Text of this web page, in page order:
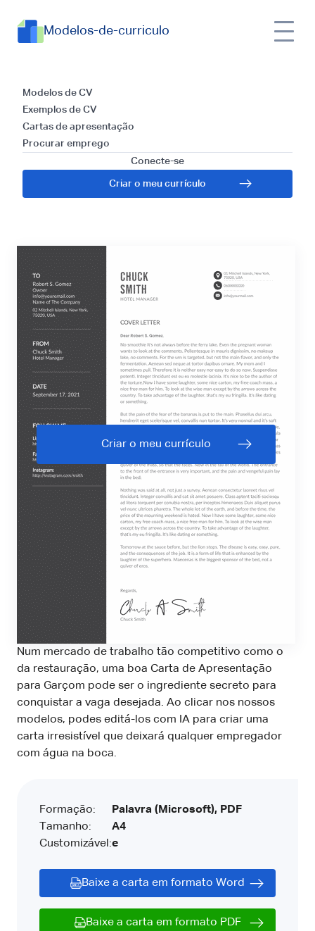
Modelos-de-curriculo
Modelos de CV
Exemplos de CV
Cartas de apresentação
Procurar emprego
Conecte-se
Criar o meu currículo
Modelos e Guia para
Escrever uma Carta
de Apresentação
para Garçom
Criar o meu currículo
Num mercado de trabalho tão competitivo como o
da restauração, uma boa Carta de Apresentação
para Garçom pode ser o ingrediente secreto para
conquistar a vaga desejada. Ao clicar nos nossos
modelos, podes editá-los com IA para criar uma
carta irresistível que deixará qualquer empregador
com água na boca.
Formação:
Tamanho:
Customizável:
Palavra (Microsoft), PDF
A4
e
Baixe a carta em formato Word
Baixe a carta em formato PDF